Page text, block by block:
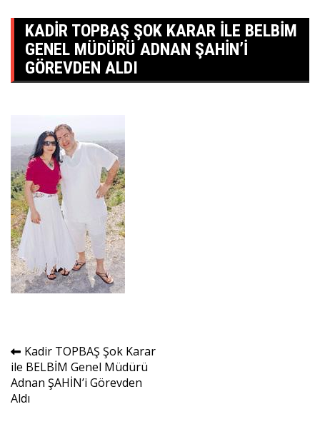
KADIR TOPBAŞ ŞOK KARAR ILE BELBİM
GENEL MÜDÜRÜ ADNAN ŞAHİN’I
GÖREVDEN ALDI
Yazı
gezinmesi
Kadir TOPBAŞ Şok Karar
ile BELBİM Genel Müdürü
Adnan ŞAHİN’i Görevden
Aldı